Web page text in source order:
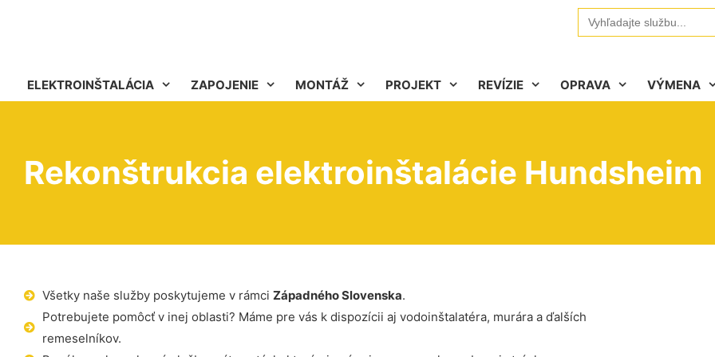
Search
for:
ELEKTROINŠTALÁCIA ZAPOJENIE MONTÁŽ PROJEKT REVÍZIE OPRAVA VÝMENA
Rekonštrukcia elektroinštalácie Hundsheim
Všetky naše služby poskytujeme v rámci Západného Slovenska.
Potrebujete pomôcť v inej oblasti? Máme pre vás k dispozícii aj vodoinštalatéra, murára a ďalších
remeselníkov.